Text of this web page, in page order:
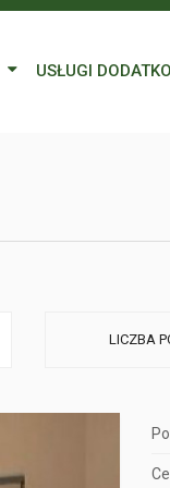
USŁUGI
LICZBA